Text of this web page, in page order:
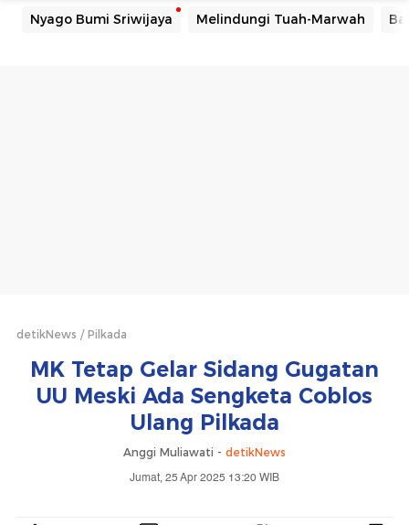
Nyago Bumi Sriwijaya Melindungi Tuah-Marwah
detikNews Pilkada
MK Tetap Gelar Sidang Gugatan
UU Meski Ada Sengketa Coblos
Ulang Pilkada
Anggi Muliawati - detikNews
Jumat, 25 Apr 2025 13:20 WIB